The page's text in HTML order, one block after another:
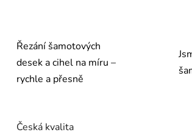
Řezání šamotových
desek a cihel na míru –
rychle a přesně
Česká kvalita